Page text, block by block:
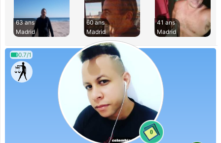
63 ans
Madrid
60 ans
Madrid
41 ans
Madrid
0.7/1
0